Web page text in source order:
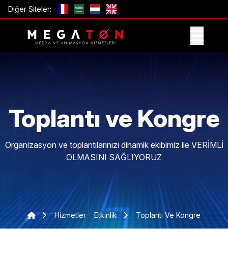
Diğer Siteler:
Toplantı ve Kongre
Organizasyon ve toplantılarınızı dinamik ekibimiz ile VERİMLİ
OLMASINI SAĞLIYORUZ
Hi̇zmetler Etkinlik Toplantı Ve Kongre